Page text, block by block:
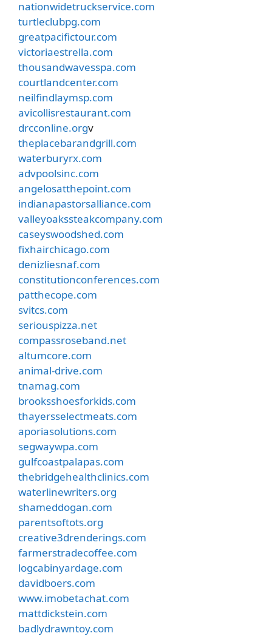
nationwidetruckservice.com
turtleclubpg.com
greatpacifictour.com
victoriaestrella.com
thousandwavesspa.com
courtlandcenter.com
neilfindlaymsp.com
avicollisrestaurant.com
drcconline.orgv
theplacebarandgrill.com
waterburyrx.com
advpoolsinc.com
angelosatthepoint.com
indianapastorsalliance.com
valleyoakssteakcompany.com
caseyswoodshed.com
fixhairchicago.com
denizliesnaf.com
constitutionconferences.com
patthecope.com
svitcs.com
seriouspizza.net
compassroseband.net
altumcore.com
animal-drive.com
tnamag.com
brooksshoesforkids.com
thayersselectmeats.com
aporiasolutions.com
segwaywpa.com
gulfcoastpalapas.com
thebridgehealthclinics.com
waterlinewriters.org
shameddogan.com
parentsoftots.org
creative3drenderings.com
farmerstradecoffee.com
logcabinyardage.com
davidboers.com
www.imobetachat.com
mattdickstein.com
badlydrawntoy.com